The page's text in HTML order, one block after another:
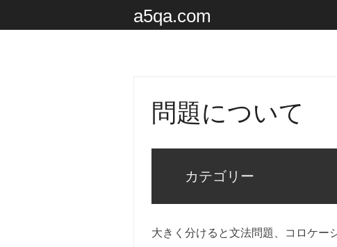
a5qa.com
問題について
カテゴリー
大きく分けると文法問題、コロケー